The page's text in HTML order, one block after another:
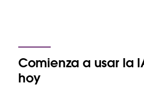
Comienza a usar la
hoy